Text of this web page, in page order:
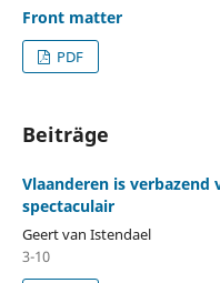
Front matter
PDF
Beiträge
Vlaanderen is verbazend
spectaculair
Geert van Istendael
3-10